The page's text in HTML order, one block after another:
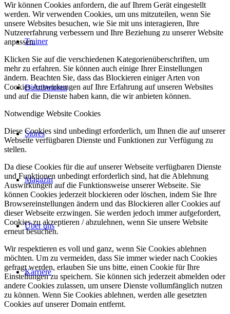
Trainer
Distributoren
Stores
Magazin
Über uns
Karriere
Wir können Cookies anfordern, die auf Ihrem Gerät eingestellt
werden. Wir verwenden Cookies, um uns mitzuteilen, wenn Sie
unsere Websites besuchen, wie Sie mit uns interagieren, Ihre
Nutzererfahrung verbessern und Ihre Beziehung zu unserer Website
anpassen.
Klicken Sie auf die verschiedenen Kategorienüberschriften, um
mehr zu erfahren. Sie können auch einige Ihrer Einstellungen
ändern. Beachten Sie, dass das Blockieren einiger Arten von
Cookies Auswirkungen auf Ihre Erfahrung auf unseren Websites
und auf die Dienste haben kann, die wir anbieten können.
Notwendige Website Cookies
Diese Cookies sind unbedingt erforderlich, um Ihnen die auf unserer
Webseite verfügbaren Dienste und Funktionen zur Verfügung zu
stellen.
Da diese Cookies für die auf unserer Webseite verfügbaren Dienste
und Funktionen unbedingt erforderlich sind, hat die Ablehnung
Auswirkungen auf die Funktionsweise unserer Webseite. Sie
können Cookies jederzeit blockieren oder löschen, indem Sie Ihre
Browsereinstellungen ändern und das Blockieren aller Cookies auf
dieser Webseite erzwingen. Sie werden jedoch immer aufgefordert,
Cookies zu akzeptieren / abzulehnen, wenn Sie unsere Website
erneut besuchen.
Wir respektieren es voll und ganz, wenn Sie Cookies ablehnen
möchten. Um zu vermeiden, dass Sie immer wieder nach Cookies
gefragt werden, erlauben Sie uns bitte, einen Cookie für Ihre
Einstellungen zu speichern. Sie können sich jederzeit abmelden oder
andere Cookies zulassen, um unsere Dienste vollumfänglich nutzen
zu können. Wenn Sie Cookies ablehnen, werden alle gesetzten
Cookies auf unserer Domain entfernt.